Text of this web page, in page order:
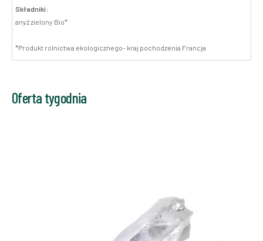
Składniki:
anyż zielony Bio*
*Produkt rolnictwa ekologicznego- kraj pochodzenia Francja
Oferta tygodnia